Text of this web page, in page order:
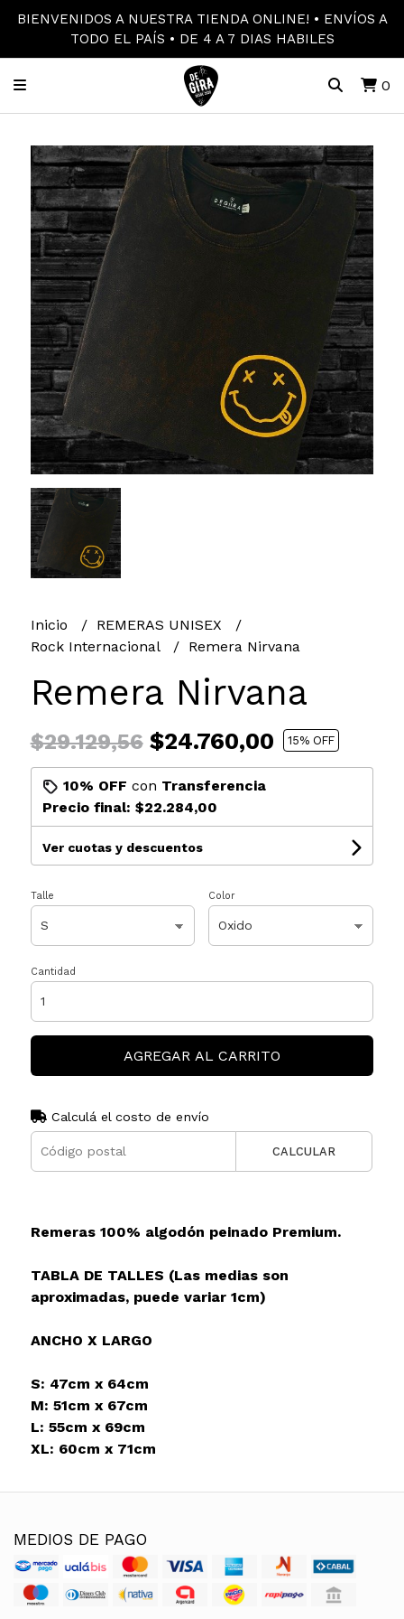
BIENVENIDOS A NUESTRA TIENDA ONLINE! • ENVÍOS A
TODO EL PAÍS • DE 4 A 7 DIAS HABILES
0
Inicio
REMERAS UNISEX
Rock Internacional
Remera Nirvana
Remera Nirvana
$29.129,56$24.760,00 15% OFF
10% OFF con Transferencia
Precio final: $22.284,00
Ver cuotas y descuentos
Talle Color
Cantidad
AGREGAR AL CARRITO
Calculá el costo de envío
CALCULAR
Remeras 100% algodón peinado Premium.
TABLA DE TALLES (Las medias son
aproximadas, puede variar 1cm)
ANCHO X LARGO
S: 47cm x 64cm
M: 51cm x 67cm
L: 55cm x 69cm
XL: 60cm x 71cm
MEDIOS DE PAGO